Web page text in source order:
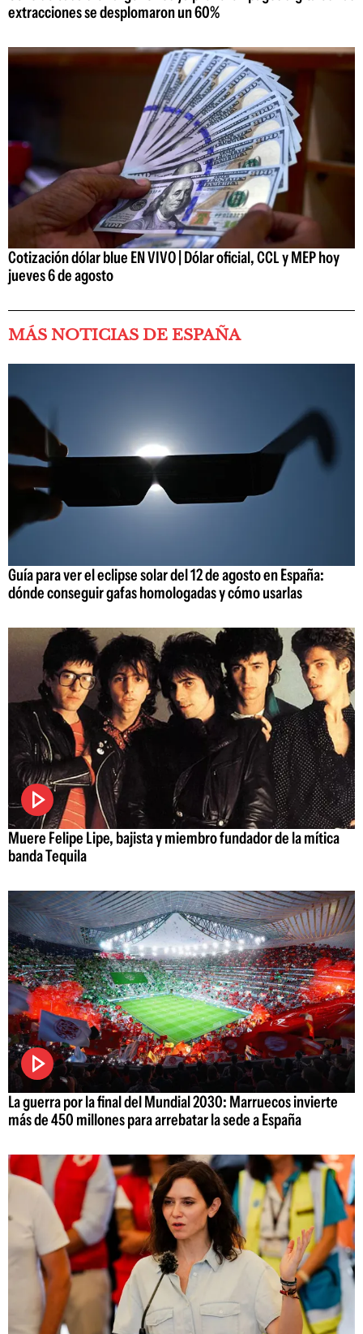
extracciones se desplomaron un 60%
Cotización dólar blue EN VIVO | Dólar oficial, CCL y MEP hoy
jueves 6 de agosto
MÁS NOTICIAS DE ESPAÑA
Guía para ver el eclipse solar del 12 de agosto en España:
dónde conseguir gafas homologadas y cómo usarlas
Muere Felipe Lipe, bajista y miembro fundador de la mítica
banda Tequila
La guerra por la final del Mundial 2030: Marruecos invierte
más de 450 millones para arrebatar la sede a España